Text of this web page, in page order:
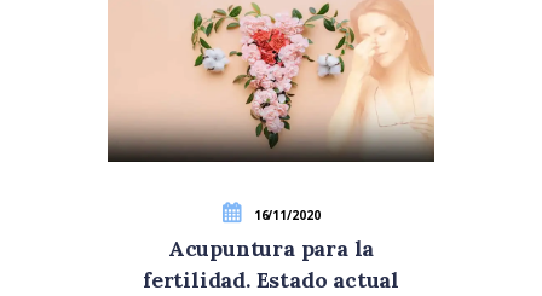
16/11/2020
Acupuntura para la
fertilidad. Estado actual